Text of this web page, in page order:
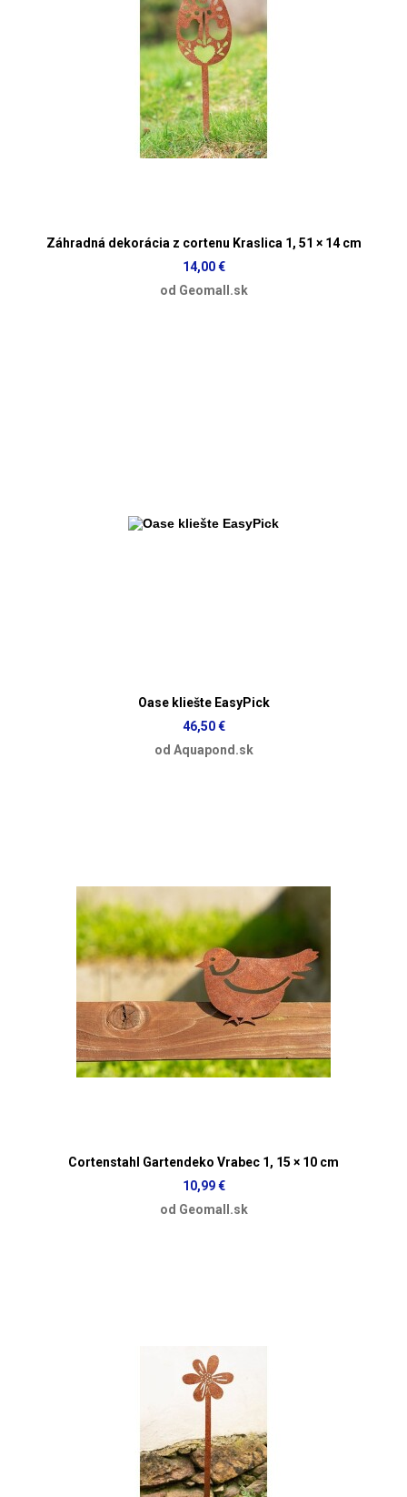
Záhradná dekorácia z cortenu Kraslica 1, 51 × 14 cm
14,00 €
od Geomall.sk
Oase kliešte EasyPick
46,50 €
od Aquapond.sk
Cortenstahl Gartendeko Vrabec 1, 15 × 10 cm
10,99 €
od Geomall.sk